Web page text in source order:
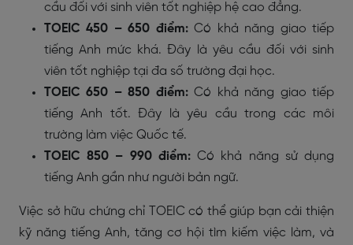
cầu đối với sinh viên tốt nghiệp hệ cao đẳng.
TOEIC 450 – 650 điểm:Có khả năng giao tiếp
tiếng Anh mức khá. Đây là yêu cầu đối với sinh
viên tốt nghiệp tại đa số trường đại học.
TOEIC 650 – 850 điểm:Có khả năng giao tiếp
tiếng Anh tốt. Đây là yêu cầu trong các môi
trường làm việc Quốc tế.
TOEIC 850 – 990 điểm:Có khả năng sử dụng
tiếng Anh gần như người bản ngữ.
Việc sở hữu chứng chỉ TOEIC có thể giúp bạn cải thiện
kỹ năng tiếng Anh, tăng cơ hội tìm kiếm việc làm, và